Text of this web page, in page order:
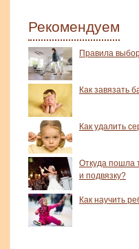
Рекомендуем
Правила
Как завязать
Как удалить
Откуда пошла
и подвязку?
Как научить